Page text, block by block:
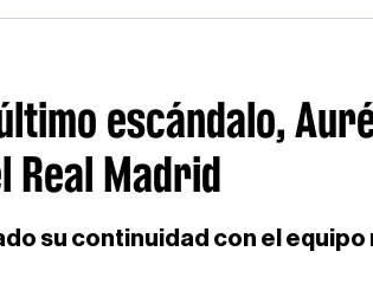
escándalo,
Real Madrid
su continuidad con el equipo